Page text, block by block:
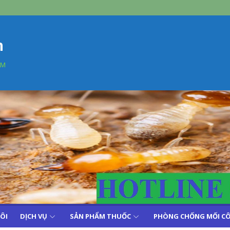
DỊCH VỤ SẢN PHẨM THUỐC PHÒNG CHỐNG MỐI